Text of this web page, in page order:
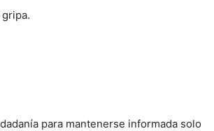
para mantenerse informada solo